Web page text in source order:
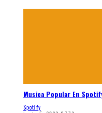
Musica Popular En
Spotify